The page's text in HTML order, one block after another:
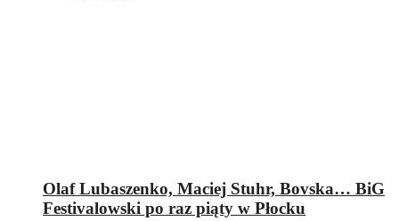
Olaf Lubaszenko, Maciej Stuhr, Bovska… BiG
Festivalowski po raz piąty w Płocku